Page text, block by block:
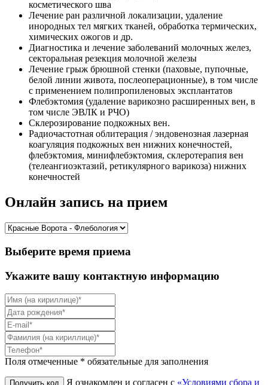
косметического шва
Лечение ран различной локализации, удаление
инородных тел мягких тканей, обработка термических,
химических ожогов и др.
Диагностика и лечение заболеваний молочных желез,
секторальная резекция молочной железы
Лечение грыж брюшной стенки (паховые, пупочные,
белой линии живота, послеоперационные), в том числе
с применением полипропиленовых эксплантатов
Флебэктомия (удаление варикозно расширенных вен, в
том числе ЭВЛК и РЧО)
Склерозирование подкожных вен.
Радиочастотная облитерация / эндовенозная лазерная
коагуляция подкожных вен нижних конечностей,
флебэктомия, минифлебэктомия, склеротерапия вен
(телеангиоэктазий, ретикулярного варикоза) нижних
конечностей
Онлайн запись на прием
Выберите время приема
Укажите вашу контактную информацию
Поля отмеченные * обязательные для заполнения
Я ознакомлен и согласен с «Условиями сбора и